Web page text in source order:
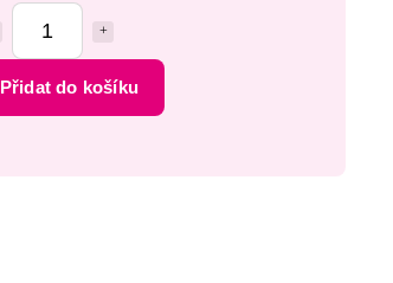
Přidat do košíku